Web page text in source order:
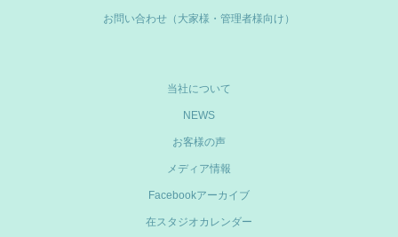
お問い合わせ（大家様・管理者様向け）
当社について
NEWS
お客様の声
メディア情報
Facebookアーカイブ
在スタジオカレンダー